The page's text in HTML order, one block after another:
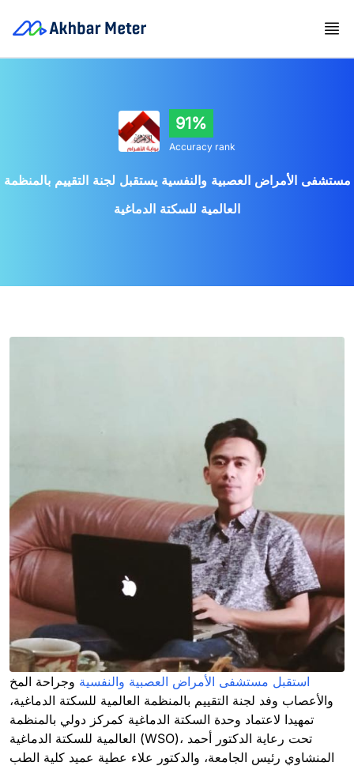
91%
Accuracy rank
مستشفى الأمراض العصبية والنفسية يستقبل لجنة التقييم بالمنظمة
العالمية للسكتة الدماغية
استقبل مستشفى الأمراض العصبية والنفسية وجراحة المخ
والأعصاب وفد لجنة التقييم بالمنظمة العالمية للسكتة الدماغية،
تمهيدا لاعتماد وحدة السكتة الدماغية كمركز دولي بالمنظمة
العالمية للسكتة الدماغية (WSO)، تحت رعاية الدكتور أحمد
المنشاوي رئيس الجامعة، والدكتور علاء عطية عميد كلية الطب